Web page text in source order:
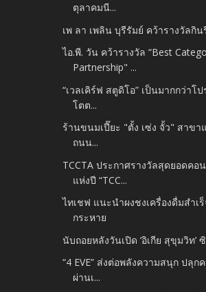
ตุลาคมนี...
เพ ลา เพลิน บุรีรัมย์ คว้ารางวัลกิน
ไอ.พี. วัน คว้ารางวัล “Best
Partnership" ...
“เวลเคิร์ฟ สตูดิโอ” เป็นมากกว่าโ
โตต...
ร้านขนมเปี๊ยะ "ตั้ง เซ่ง จั้ว" สาข
ถนน...
TCCTA ประกาศรางวัลสุดยอดคอ
แห่งปี “TCC...
ไทเชฟ แนะนำผงชงเครื่องดื่มสำเ
กระหาย
นับถอยหลังวันเปิด ‘อิเกีย สุขุมวิท’
“4 EVE” ส่งต่อพลังความสนุก ปลุก
ผ่านเ...